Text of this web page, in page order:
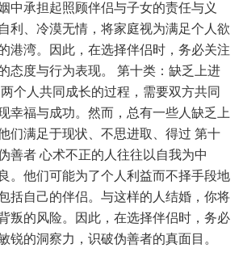
中承担起照顾伴侣与子女的责任与义
利、冷漠无情，将家庭视为满足个人欲
港湾。因此，在选择伴侣时，务必关注
态度与行为表现。
第十类：缺乏上进
个人共同成长的过程，需要双方共同
幸福与成功。然而，总有一些人缺乏上
们满足于现状、不思进取、得过 第十
善者心术不正的人往往以自我为中
。他们可能为了个人利益而不择手段地
括自己的伴侣。与这样的人结婚，你将
叛的风险。因此，在选择伴侣时，务必
锐的洞察力，识破伪善者的真面目。